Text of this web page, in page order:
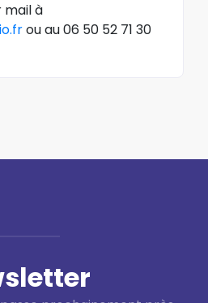
mail à
ou au 06 50 52 71 30